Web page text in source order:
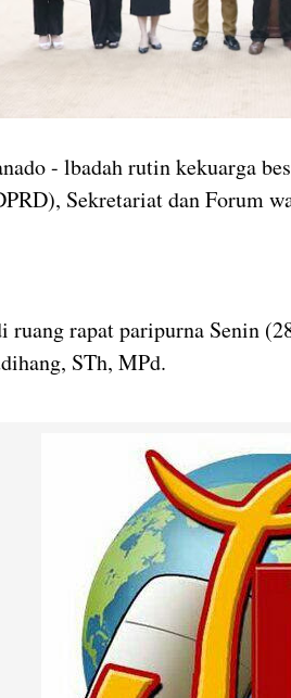
- lbadah rutin kekuarga
Sekretariat dan Forum
ruang rapat paripurna Senin
STh, MPd.